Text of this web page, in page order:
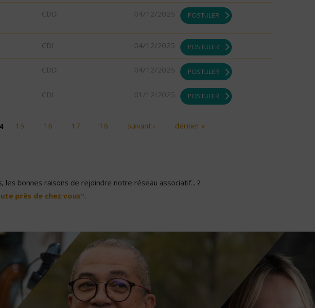
CDD 04/12/2025 POSTULER
CDI 04/12/2025 POSTULER
CDD 04/12/2025 POSTULER
CDI 01/12/2025 POSTULER
15 16 17 18 suivant › dernier »
bonnes raisons de rejoindre notre réseau associatif... ?
près de chez vous".